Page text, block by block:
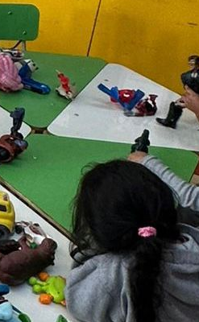
A través
Batalla